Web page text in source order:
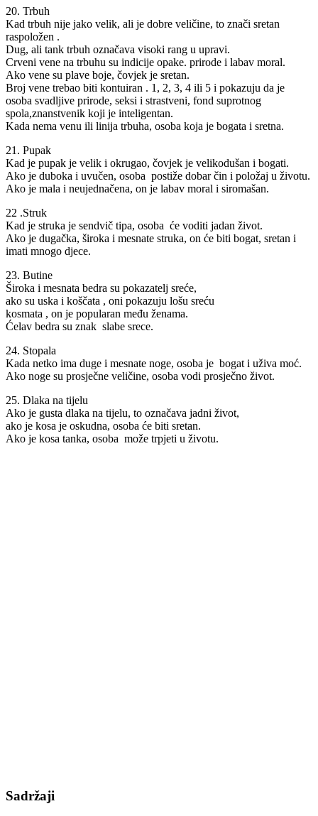
20. Trbuh
Kad trbuh nije jako velik, ali je dobre veličine, to znači sretan
raspoložen .
Dug, ali tank trbuh označava visoki rang u upravi.
Crveni vene na trbuhu su indicije opake. prirode i labav moral.
Ako vene su plave boje, čovjek je sretan.
Broj vene trebao biti kontuiran . 1, 2, 3, 4 ili 5 i pokazuju da je
osoba svadljive prirode, seksi i strastveni, fond suprotnog
spola,znanstvenik koji je inteligentan.
Kada nema venu ili linija trbuha, osoba koja je bogata i sretna.
21. Pupak
Kad je pupak je velik i okrugao, čovjek je velikodušan i bogati.
Ako je duboka i uvučen, osoba postiže dobar čin i položaj u životu.
Ako je mala i neujednačena, on je labav moral i siromašan.
22 .Struk
Kad je struka je sendvič tipa, osoba će voditi jadan život.
Ako je dugačka, široka i mesnate struka, on će biti bogat, sretan i
imati mnogo djece.
23. Butine
Široka i mesnata bedra su pokazatelj sreće,
ako su uska i koščata , oni pokazuju lošu sreću
kosmata , on je popularan među ženama.
Ćelav bedra su znak slabe srece.
24. Stopala
Kada netko ima duge i mesnate noge, osoba je bogat i uživa moć.
Ako noge su prosječne veličine, osoba vodi prosječno život.
25. Dlaka na tijelu
Ako je gusta dlaka na tijelu, to označava jadni život,
ako je kosa je oskudna, osoba će biti sretan.
Ako je kosa tanka, osoba može trpjeti u životu.
Sadržaji